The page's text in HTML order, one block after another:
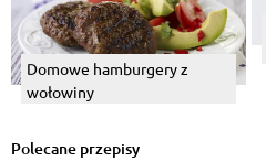
Domowe hamburgery z
wołowiny
Polecane przepisy